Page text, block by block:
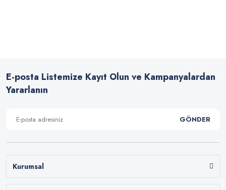
E-posta Listemize Kayıt Olun ve Kampanyalardan
Yararlanın
GÖNDER
Kurumsal